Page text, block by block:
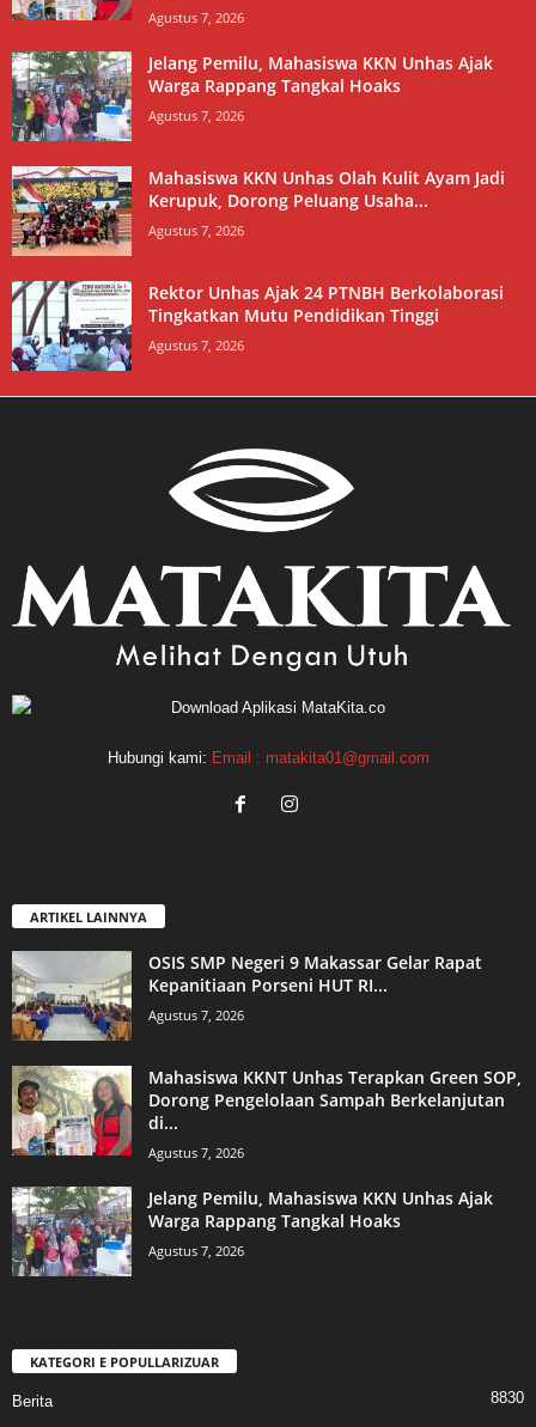
Agustus 7, 2026
Jelang Pemilu, Mahasiswa KKN Unhas Ajak
Warga Rappang Tangkal Hoaks
Agustus 7, 2026
Mahasiswa KKN Unhas Olah Kulit Ayam Jadi
Kerupuk, Dorong Peluang Usaha...
Agustus 7, 2026
Rektor Unhas Ajak 24 PTNBH Berkolaborasi
Tingkatkan Mutu Pendidikan Tinggi
Agustus 7, 2026
Hubungi kami: Email : matakita01@gmail.com
ARTIKEL LAINNYA
OSIS SMP Negeri 9 Makassar Gelar Rapat
Kepanitiaan Porseni HUT RI...
Agustus 7, 2026
Mahasiswa KKNT Unhas Terapkan Green SOP,
Dorong Pengelolaan Sampah Berkelanjutan
di...
Agustus 7, 2026
Jelang Pemilu, Mahasiswa KKN Unhas Ajak
Warga Rappang Tangkal Hoaks
Agustus 7, 2026
KATEGORI E POPULLARIZUAR
Berita
8830